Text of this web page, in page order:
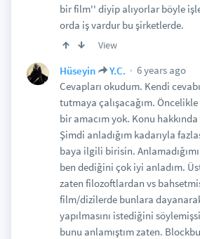
bir film'' diyip alıyorlar böyle
orda iş vardur bu şirketlerde.
View
Hüseyin Y.C.
6 years ago
Cevapları okudum. Kendi
tutmaya çalışacağım.
bir amacım yok. Konu
Şimdi anladığım kadarıyla
baya ilgili birisin.
ben dediğini çok iyi anladım.
zaten filozoftlardan vs
film/dizilerde bunlara
yapılmasını istediğini
bunu anlamıştım zaten.